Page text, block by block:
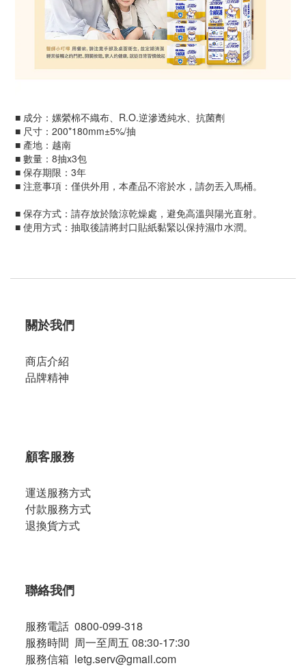
■ 成分：嫘縈棉不織布、R.O.逆滲透純水、抗菌劑
■ 尺寸：200*180mm±5%/抽
■ 產地：越南
■ 數量：8抽x3包
■ 保存期限：3年
■ 注意事項：僅供外用，本產品不溶於水，請勿丟入馬桶。
■ 保存方式：請存放於陰涼乾燥處，避免高溫與陽光直射。
■ 使用方式：抽取後請將封口貼紙黏緊以保持濕巾水潤。
關於我們
商店介紹
品牌精神
顧客服務
運送服務方式
付款服務方式
退換貨方式
聯絡我們
服務電話 0800-099-318
服務時間 周一至周五 08:30-17:30
服務信箱 letg.serv@gmail.com